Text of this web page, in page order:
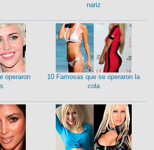
nariz
operaron
10 Famosas que se operaron la
cola